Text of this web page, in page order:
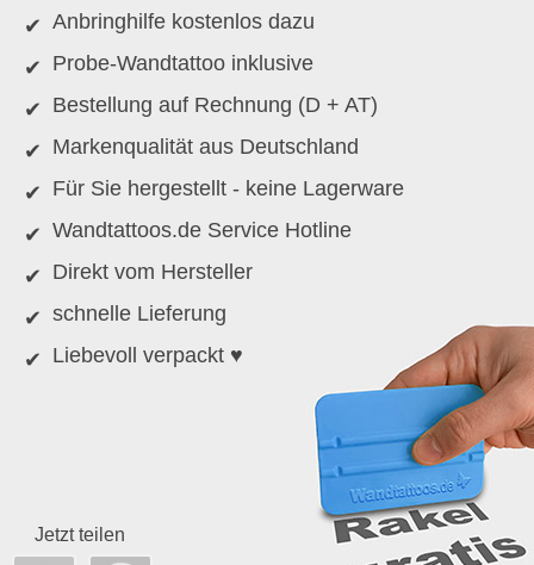
Anbringhilfe kostenlos dazu
Probe-Wandtattoo inklusive
Bestellung auf Rechnung (D + AT)
Markenqualität aus Deutschland
Für Sie hergestellt - keine Lagerware
Wandtattoos.de Service Hotline
Direkt vom Hersteller
schnelle Lieferung
Liebevoll verpackt ♥
Jetzt teilen